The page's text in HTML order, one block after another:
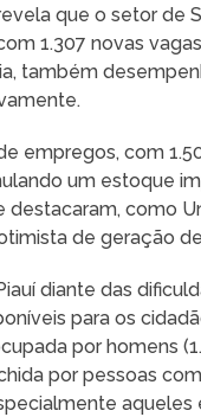
que o setor de
1.307 novas
também
empregos, com
um estoque
como
de geração
diante das
para os
por homens
por pessoas
aqueles